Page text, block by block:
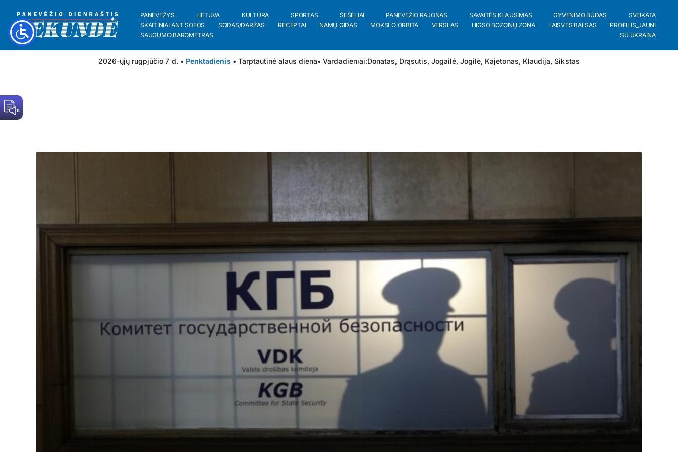
PANEVĖŽYS LIETUVA KULTŪRA SPORTAS ŠEŠĖLIAI PANEVĖŽIO RAJONAS SAVAITĖS KLAUSIMAS GYVENIMO BŪDAS
SVEIKATA
SKAITINIAI ANT SOFOS
SODAS/DARŽAS RECEPTAI NAMŲ GIDAS MOKSLO ORBITA VERSLAS HIGSO BOZONŲ ZONA LAISVĖS BALSAS
PROFILIS_JAUNI
SAUGUMO BAROMETRAS
SU UKRAINA
2026-ųjų rugpjūčio 7 d. • Penktadienis • Tarptautinė alaus diena• Vardadieniai:Donatas, Drąsutis, Jogailė, Jogilė, Kajetonas, Klaudija, Sikstas